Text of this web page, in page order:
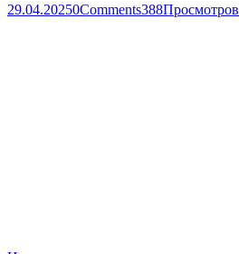
29.04.20250Comments388Просмотров